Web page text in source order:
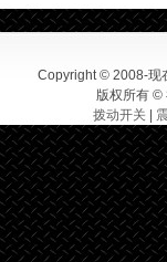
Copyright © 2008-现
版权所有 ©
拨动开关|